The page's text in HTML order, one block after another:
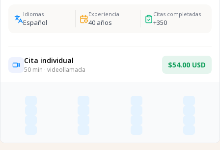
Idiomas
Español
Experiencia
40años
Citas completadas
+350
Cita individual
50 min · videollamada
$54.00 USD